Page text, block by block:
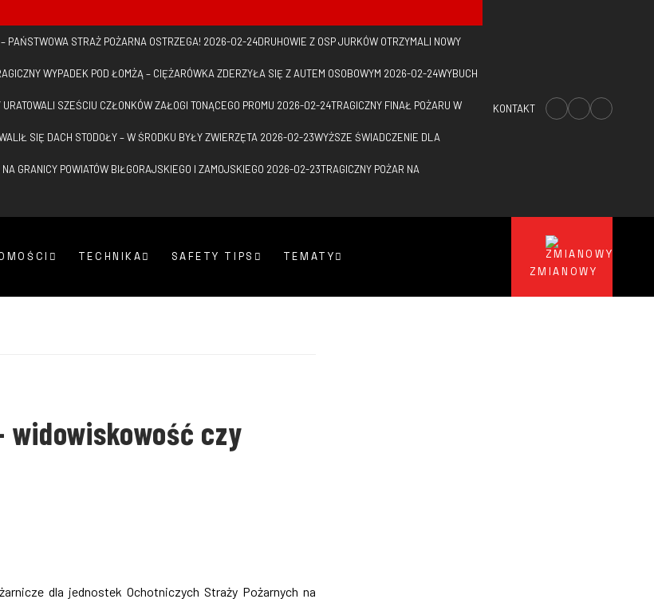
PAŃSTWOWA STRAŻ POŻARNA OSTRZEGA! 2026-02-24DRUHOWIE Z OSP JURKÓW OTRZYMALI NOWY
WYPADEK POD ŁOMŻĄ – CIĘŻARÓWKA ZDERZYŁA SIĘ Z AUTEM OSOBOWYM 2026-02-24WYBUCH
SZEŚCIU CZŁONKÓW ZAŁOGI TONĄCEGO PROMU 2026-02-24TRAGICZNY FINAŁ POŻARU W
SIĘ DACH STODOŁY – W ŚRODKU BYŁY ZWIERZĘTA 2026-02-23WYŻSZE ŚWIADCZENIE DLA
GRANICY POWIATÓW BIŁGORAJSKIEGO I ZAMOJSKIEGO 2026-02-23TRAGICZNY POŻAR NA
KONTAKT
TECHNIKA SAFETY TIPS
TEMATY
ZMIANOWY
widowiskowość czy
dla jednostek Ochotniczych Straży Pożarnych na